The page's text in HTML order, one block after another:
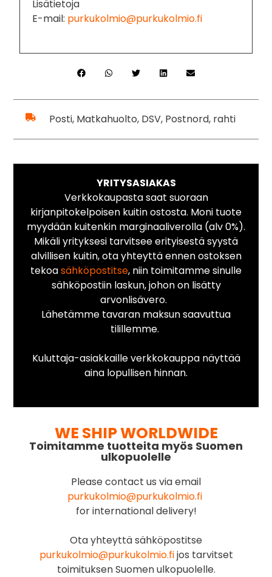
Lisätietoja
E-mail: purkukolmio@purkukolmio.fi
Posti, Matkahuolto, DSV, Postnord, rahti
YRITYSASIAKAS
Verkkokaupasta saat suoraan
kirjanpitokelpoisen kuitin ostosta. Moni tuote
myydään kuitenkin marginaaliverolla (alv 0%).
Mikäli yrityksesi tarvitsee erityisestä syystä
alvillisen kuitin, ota yhteyttä ennen ostoksen
tekoasähköpostitse, niin toimitamme sinulle
sähköpostiin laskun, johon on lisätty
arvonlisävero.
Lähetämme tavaran maksun saavuttua
tilillemme.
Kuluttaja-asiakkaille verkkokauppa näyttää
aina lopullisen hinnan.
WE SHIP WORLDWIDE
Toimitamme tuotteita myös Suomen
ulkopuolelle
Please contact us via email
purkukolmio@purkukolmio.fi
for international delivery!
Ota yhteyttä sähköpostitse
purkukolmio@purkukolmio.fijos tarvitset
toimituksen Suomen ulkopuolelle.